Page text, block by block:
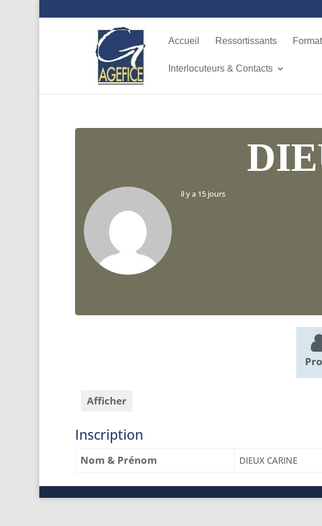
Accueil Ressortissants
Interlocuteurs & Contacts
il y a 15 jours
Afficher
Inscription
Nom & Prénom DIEUX CARINE